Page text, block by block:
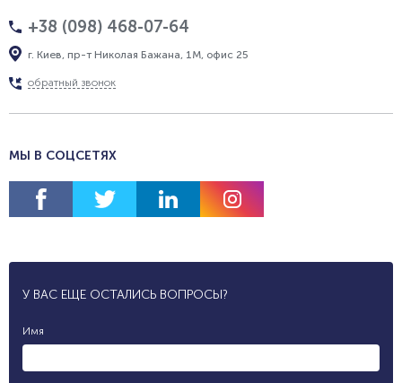
+38 (098) 468-07-64
г. Киев, пр-т Николая Бажана, 1М, офис 25
обратный звонок
МЫ В СОЦСЕТЯХ
У ВАС ЕЩЕ ОСТАЛИСЬ ВОПРОСЫ?
Имя